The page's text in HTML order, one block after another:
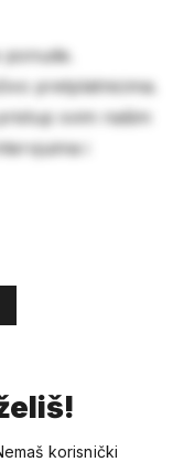
pretplatnicima.
svim našim
i
korisnički